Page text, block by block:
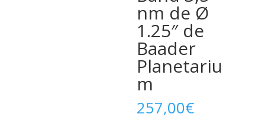
nm de Ø
1.25″ de
Baader
Planetariu
m
257,00€